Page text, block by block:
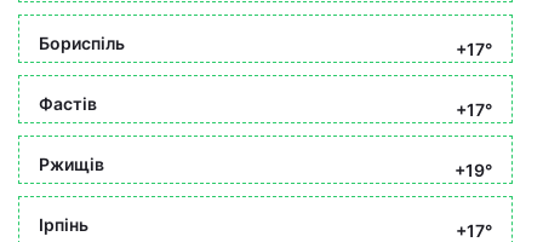
Бориспіль +17°
Фастів +17°
Ржищів +19°
Ірпінь
+17°